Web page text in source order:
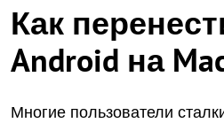
Как
Android на
Многие пользователи